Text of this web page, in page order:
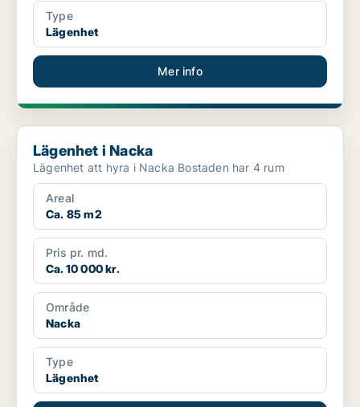
Type
Lägenhet
Mer info
Lägenhet i Nacka
Lägenhet i Nacka
Lägenhet att hyra i Nacka Bostaden har 4 rum
Areal
Ca. 85 m2
Pris pr. md.
Ca. 10 000 kr.
Område
Nacka
Type
Lägenhet